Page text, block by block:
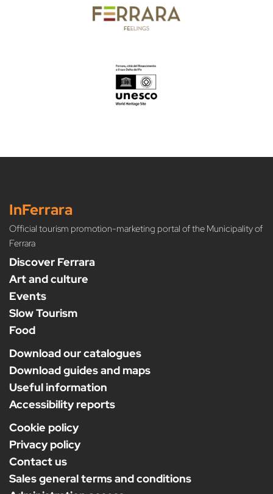
InFerrara
Official tourism promotion-marketing portal of the Municipality of
Ferrara
Discover Ferrara
Art and culture
Events
Slow Tourism
Food
Download our catalogues
Download guides and maps
Useful information
Accessibility reports
Cookie policy
Privacy policy
Contact us
Sales general terms and conditions